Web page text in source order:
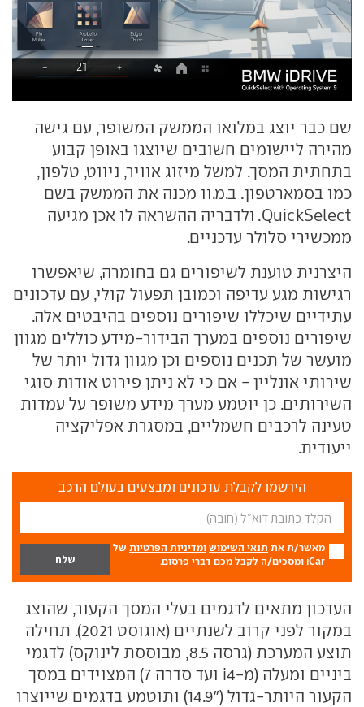
שם כבר יוצג במלואו הממשק המשופר, עם גישה
מהירה ליישומים חשובים שיוצגו באופן קבוע
בתחתית המסך. למשל מיזוג אוויר, ניווט, טלפון,
כמו בסמארטפון. ב.מ.וו מכנה את הממשק בשם
QuickSelect. ולדבריה ההשראה לו אכן מגיעה
ממכשירי סלולר עדכניים.
היצרנית טוענת לשיפורים גם בחומרה, שיאפשרו
רגישות מגע עדיפה וכמובן תפעול קולי, עם עדכונים
עתידיים שיכללו שיפורים נוספים בהיבטים אלה.
שיפורים נוספים במערך הבידור-מידע כוללים מגוון
מועשר של תכנים נוספים וכן מגוון גדול יותר של
שירותי אונליין - אם כי לא ניתן פירוט אודות סוגי
השירותים. כן יוטמע מערך מידע משופר על עמדות
טעינה לרכבים חשמליים, במסגרת אפליקציה
ייעודית.
הירשמו לקבלת עדכונים ומבצעים בעולם הרכב
מאשר/ת את תנאי השימוש ומדיניות הפרטיות של
iCar ומסכים/ה לקבל מכם דברי פרסום.
העדכון מתאים לדגמים בעלי המסך הקעור, שהוצג
במקור לפני קרוב לשנתיים (אוגוסט 2021). תחילה
תוצע המערכת (גרסה 8.5, מבוססת לינוקס) לדגמי
ביניים ומעלה (מ-i4
ועד סדרה 7) המצוידים במסך
הקעור היותר-גדול ("14.9) ותוטמע בדגמים שייוצרו